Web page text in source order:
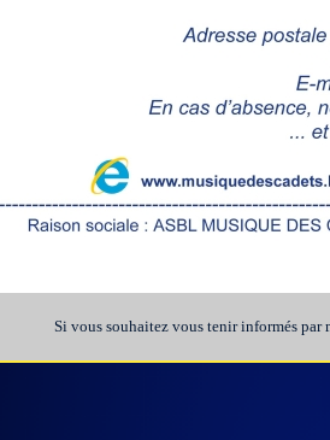
Si vous souhaitez vous tenir informés par